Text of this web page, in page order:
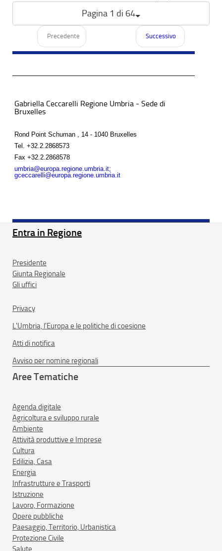
Pagina 1 di 64
Precedente Successivo
Gabriella Ceccarelli Regione Umbria - Sede di
Bruxelles
Rond Point Schuman , 14 - 1040 Bruxelles
Tel.
+32.2.2868573
Fax +32.2.2868578
umbria@europa.regione.umbria.it;
gceccarelli@europa.regione.umbria.it
Entra in Regione
Presidente
Giunta Regionale
Gli uffici
Privacy
L'Umbria, l'Europa e le politiche di coesione
Atti di notifica
Avviso per nomine regionali
Aree Tematiche
Agenda digitale
Agricoltura e sviluppo rurale
Ambiente
Attività produttive e Imprese
Cultura
Edilizia, Casa
Energia
Infrastrutture e Trasporti
Istruzione
Lavoro, Formazione
Opere pubbliche
Paesaggio, Territorio, Urbanistica
Protezione Civile
Salute